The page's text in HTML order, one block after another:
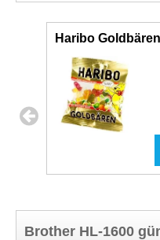
Haribo
Brother HL-1600